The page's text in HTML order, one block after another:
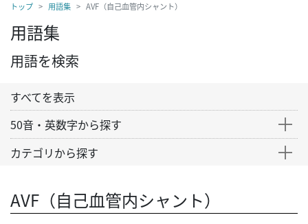
トップ 用語集 AVF（自己血管内シャント）
用語集
用語を検索
すべてを表示
50音・英数字から探す
カテゴリから探す
AVF（自己血管内シャント）